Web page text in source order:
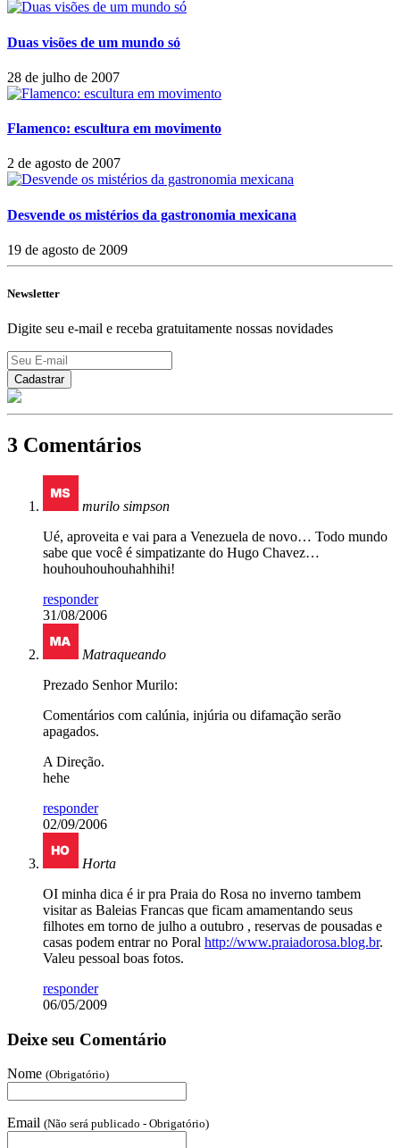
Duas visões de um mundo só
28 de julho de 2007
Flamenco: escultura em movimento
2 de agosto de 2007
Desvende os mistérios da gastronomia mexicana
19 de agosto de 2009
Newsletter
Digite seu e-mail e receba gratuitamente nossas novidades
3 Comentários
murilo simpson
Ué, aproveita e vai para a Venezuela de novo… Todo mundo
sabe que você é simpatizante do Hugo Chavez…
houhouhouhouhahhihi!
responder
31/08/2006
Matraqueando
Prezado Senhor Murilo:
Comentários com calúnia, injúria ou difamação serão
apagados.
A Direção.
hehe
responder
02/09/2006
Horta
OI minha dica é ir pra Praia do Rosa no inverno tambem
visitar as Baleias Francas que ficam amamentando seus
filhotes em torno de julho a outubro , reservas de pousadas e
casas podem entrar no Poral http://www.praiadorosa.blog.br.
Valeu pessoal boas fotos.
responder
06/05/2009
Deixe seu Comentário
Nome (Obrigatório)
Email (Não será publicado - Obrigatório)